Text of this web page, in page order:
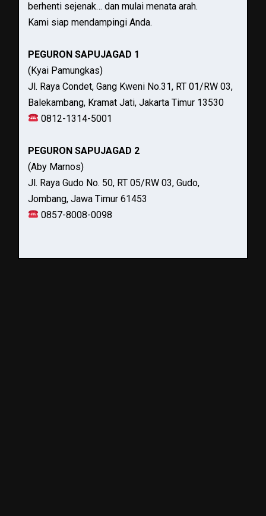
berhenti sejenak… dan mulai menata arah.
Kami siap mendampingi Anda.
PEGURON SAPUJAGAD 1
(Kyai Pamungkas)
Jl. Raya Condet, Gang Kweni No.31, RT 01/RW 03,
Balekambang, Kramat Jati, Jakarta Timur 13530
0812-1314-5001
PEGURON SAPUJAGAD 2
(Aby Marnos)
Jl. Raya Gudo No. 50, RT 05/RW 03, Gudo,
Jombang, Jawa Timur 61453
0857-8008-0098